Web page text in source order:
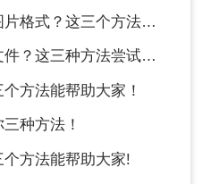
这三个方法大家都在用！
这三种方法尝试一下！
方法能帮助大家！
种方法！
方法能帮助大家!